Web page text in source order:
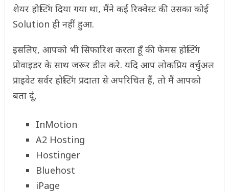
शेयर होस्टिंग दिया गया था, मैंने कई रिक्वेस्ट की उसका कोई
Solution ही नहीं हुआ.
इसलिए, आपको भी सिफारिश करता हूँ की फेमस होस्टिंग
प्रोवाइडर के साथ जरूर डील करे. यदि आप लोकप्रिय वर्चुअल
प्राइवेट सर्वर होस्टिंग प्रदाता से अपरिचित हैं, तो मैं आपको
बता दूं,
InMotion
A2 Hosting
Hostinger
Bluehost
iPage